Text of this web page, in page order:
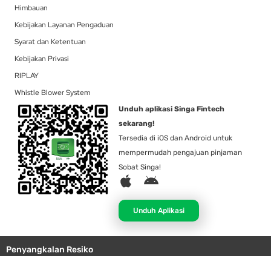
Himbauan
Kebijakan Layanan Pengaduan
Syarat dan Ketentuan
Kebijakan Privasi
RIPLAY
Whistle Blower System
Unduh aplikasi Singa Fintech
sekarang!
Tersedia di iOS dan Android untuk
mempermudah pengajuan pinjaman
Sobat Singa!
A
p
l
e
A
d
r
o
Unduh Aplikasi
Penyangkalan Resiko